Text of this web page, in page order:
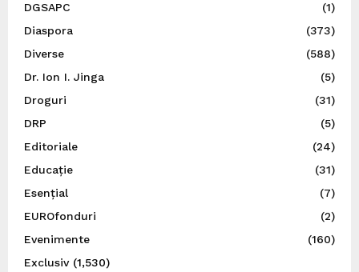
DGSAPC
(1)
Diaspora
(373)
Diverse
(588)
Dr. Ion I. Jinga
(5)
Droguri
(31)
DRP
(5)
Editoriale
(24)
Educație
(31)
Esențial
(7)
EUROfonduri
(2)
Evenimente
(160)
Exclusiv(1,530)